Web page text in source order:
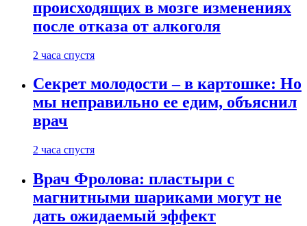
происходящих в мозге изменениях
после отказа от алкоголя
2 часа спустя
Секрет молодости – в картошке: Но
мы неправильно ее едим, объяснил
врач
2 часа спустя
Врач Фролова: пластыри с
магнитными шариками могут не
дать ожидаемый эффект